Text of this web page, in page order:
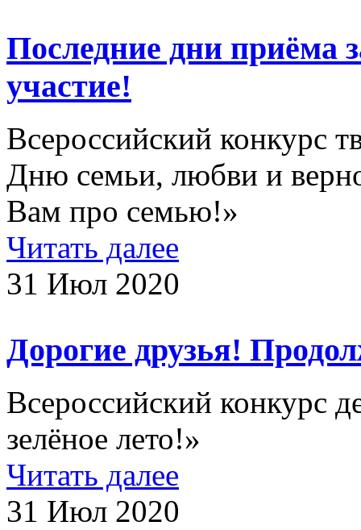
Последние дни приёма
участие!
Всероссийский конкурс
Дню семьи, любви и
Вам про семью!»
Читать далее
31 Июл 2020
Дорогие друзья!
Всероссийский конкурс
зелёное лето!»
Читать далее
31 Июл 2020